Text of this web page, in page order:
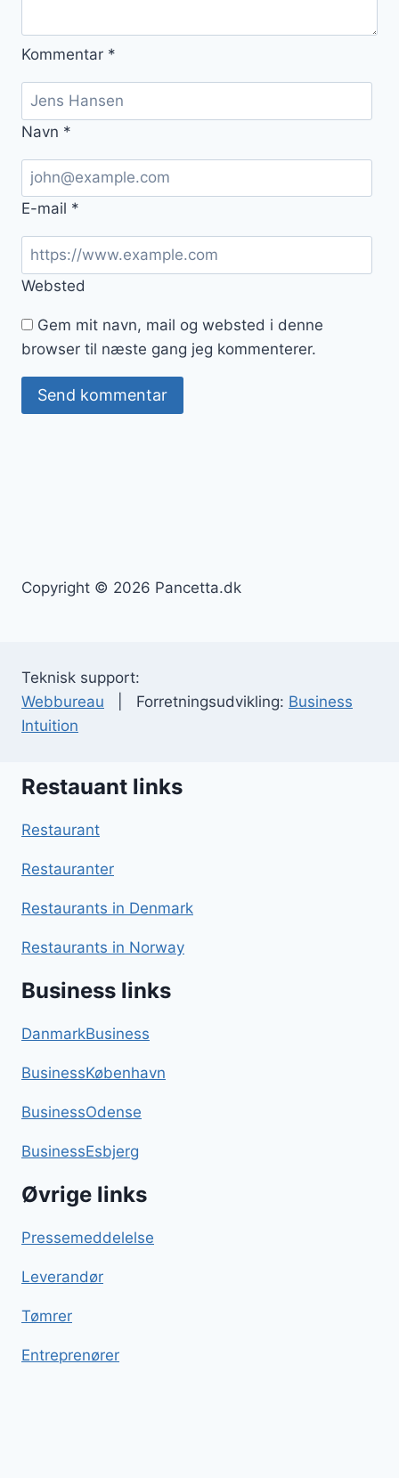
Kommentar *
Navn *
E-mail *
Websted
Gem mit navn, mail og websted i denne
browser til næste gang jeg kommenterer.
Copyright © 2026 Pancetta.dk
Teknisk support:
Webbureau | Forretningsudvikling: Business
Intuition
Restauant links
Restaurant
Restauranter
Restaurants in Denmark
Restaurants in Norway
Business links
DanmarkBusiness
BusinessKøbenhavn
BusinessOdense
BusinessEsbjerg
Øvrige links
Pressemeddelelse
Leverandør
Tømrer
Entreprenører